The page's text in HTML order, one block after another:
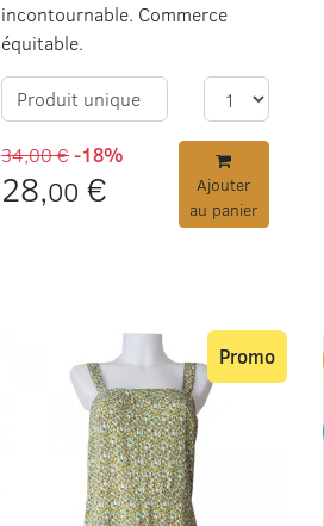
incontournable. Commerce
équitable.
Produit unique
34,00 €-18%
28,00 €
Ajouter
au panier
Promo